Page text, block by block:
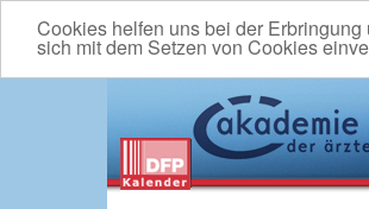
Cookies helfen uns bei der
sich mit dem Setzen von Cookies